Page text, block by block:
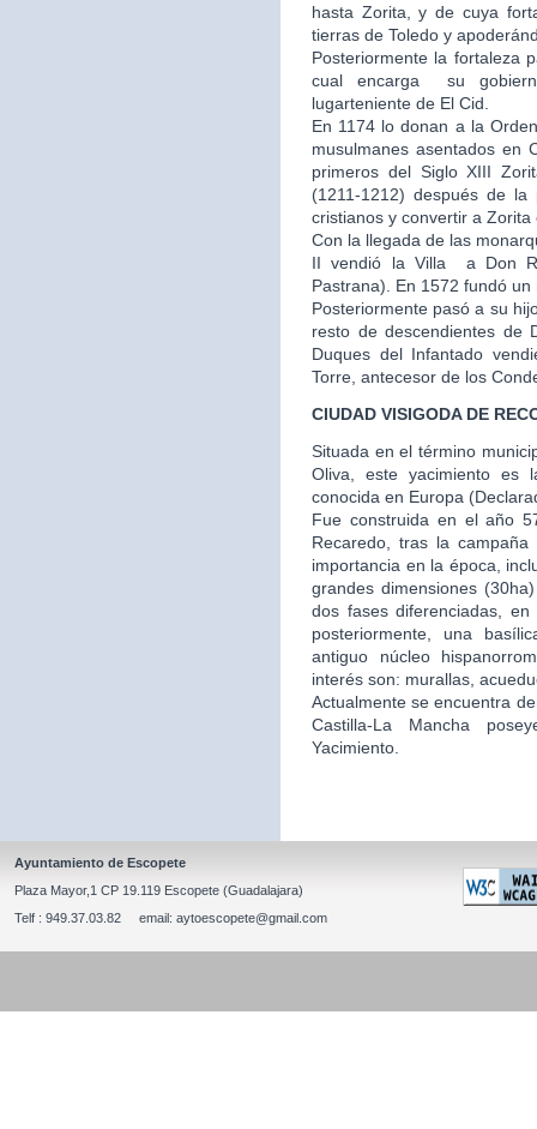
hasta Zorita, y de cuya
tierras de Toledo y
Posteriormente la fortaleza
cual encarga su
lugarteniente de El Cid.
En 1174 lo donan a la
musulmanes asentados en
primeros del Siglo XIII
(1211-1212) después de
cristianos y convertir a
Con la llegada de las
II vendió la Villa a Don
Pastrana). En 1572 fundó
Posteriormente pasó a su
resto de descendientes de
Duques del Infantado
Torre, antecesor de los
CIUDAD VISIGODA DE
Situada en el término
Oliva, este yacimiento es
conocida en Europa
Fue construida en el año
Recaredo, tras la
importancia en la época,
grandes dimensiones
dos fases diferenciadas,
posteriormente, una
antiguo núcleo
interés son: murallas,
Actualmente se encuentra
Castilla-La Mancha
Yacimiento.
Ayuntamiento de Escopete
Plaza Mayor,1 CP 19.119 Escopete (Guadalajara)
Telf : 949.37.03.82 email: aytoescopete@gmail.com